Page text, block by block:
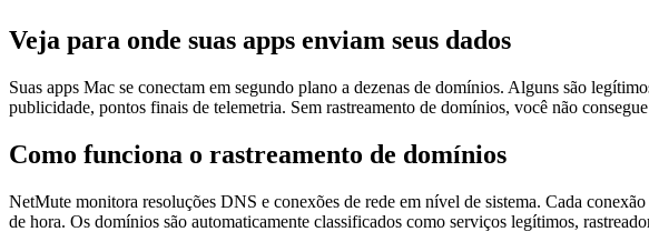
Veja para onde suas apps enviam seus dados
Suas apps Mac se conectam em segundo plano a dezenas de domínios. Alguns são
publicidade, pontos finais de telemetria. Sem rastreamento de domínios, você não
Como funciona o rastreamento de domínios
NetMute monitora resoluções DNS e conexões de rede em nível de sistema. Cada
de hora. Os domínios são automaticamente classificados como serviços legítimos,